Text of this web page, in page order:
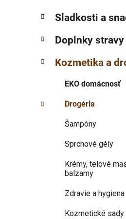
a
n
e
l
i
Sladkosti a
Doplnky stravy
Kozmetika a
EKO domácnosť
Drogéria
Šampóny
Sprchové gély
Krémy, telové
balzamy
Zdravie a hygiena
Kozmetické sady